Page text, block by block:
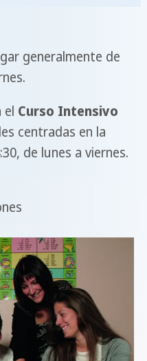
generalmente de
el Curso Intensivo
centradas en la
de lunes a viernes.